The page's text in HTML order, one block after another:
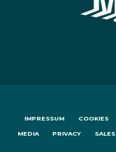
IMPRESSUM COOKIES
MEDIA PRIVACY SALES